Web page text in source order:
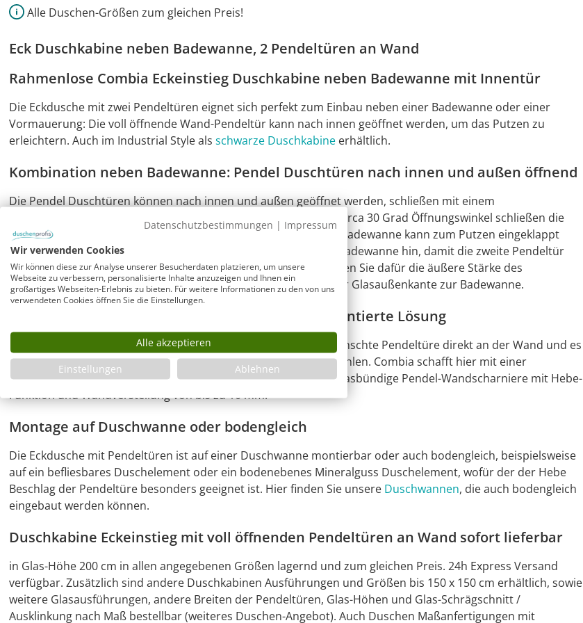
Alle Duschen-Größen zum gleichen Preis!
Eck Duschkabine neben Badewanne, 2 Pendeltüren an Wand
Rahmenlose Combia Eckeinstieg Duschkabine neben Badewanne mit Innentür
Die Eckdusche mit zwei Pendeltüren eignet sich perfekt zum Einbau neben einer Badewanne oder einer
Vormauerung: Die voll öffnende Wand-Pendeltür kann nach innen geöffnet werden, um das Putzen zu
erleichtern. Auch im Industrial Style als schwarze Duschkabine erhältlich.
Kombination neben Badewanne: Pendel Duschtüren nach innen und außen öffnend
Die Pendel Duschtüren können nach innen und außen geöffnet werden, schließen mit einem
Magnetverschluss und bleiben in ihrer Endposition stehen. Bis circa 30 Grad Öffnungswinkel schließen die
Glas Pendeltüren automatisch. Die Wand-Pendeltür neben der Badewanne kann zum Putzen eingeklappt
werden. Die Wand-Pendeltür öffnet sich leicht nach außen zur Badewanne hin, damit die zweite Pendeltür
daran vorbei nach innen gependelt werden kann - berücksichtigen Sie dafür die äußere Stärke des
Innenwandscharniers mit einem Mindestabstand von 13 mm der Glasaußenkante zur Badewanne.
Pendeltüren auch an schiefer Wand möglich: Patentierte Lösung
Oft ist eine schiefe Wand im Badezimmer das "Aus" für die gewünschte Pendeltüre direkt an der Wand und es
wird die "herkömmliche" Lösung mit Türe an Glas-Festteil empfohlen. Combia schafft hier mit einer
patentierten Lösung Abhilfe und bietet zeitlos elegante, innen glasbündige Pendel-Wandscharniere mit Hebe-
Funktion und Wandverstellung von bis zu 10 mm.
Montage auf Duschwanne oder bodengleich
Die Eckdusche mit Pendeltüren ist auf einer Duschwanne montierbar oder auch bodengleich, beispielsweise
auf ein befliesbares Duschelement oder ein bodenebenes Mineralguss Duschelement, wofür der der Hebe
Beschlag der Pendeltüre besonders geeignet ist. Hier finden Sie unsere Duschwannen, die auch bodengleich
eingebaut werden können.
Duschkabine Eckeinstieg mit voll öffnenden Pendeltüren an Wand sofort lieferbar
in Glas-Höhe 200 cm in allen angegebenen Größen lagernd und zum gleichen Preis. 24h Express Versand
verfügbar. Zusätzlich sind andere Duschkabinen Ausführungen und Größen bis 150 x 150 cm erhältlich, sowie
weitere Glasausführungen, andere Breiten der Pendeltüren, Glas-Höhen und Glas-Schrägschnitt /
Ausklinkung nach Maß bestellbar (weiteres Duschen-Angebot). Auch Duschen Maßanfertigungen mit
Datenschutzbestimmungen | Impressum
Wir verwenden Cookies
Wir können diese zur Analyse unserer Besucherdaten platzieren, um unsere
Webseite zu verbessern, personalisierte Inhalte anzuzeigen und Ihnen ein
großartiges Webseiten-Erlebnis zu bieten. Für weitere Informationen zu den von uns
verwendeten Cookies öffnen Sie die Einstellungen.
Alle akzeptieren
Einstellungen
Ablehnen